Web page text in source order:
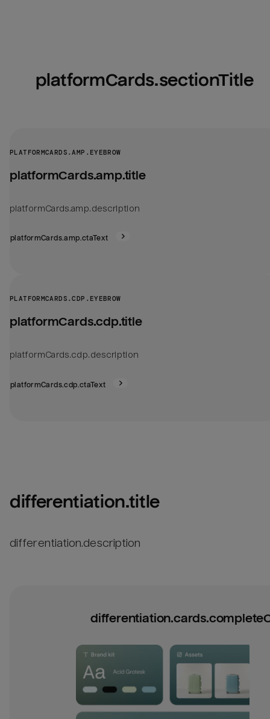
platformCards.sectionTitle
PLATFORMCARDS.AMP.EYEBROW
platformCards.amp.title
platformCards.amp.description
platformCards.amp.ctaText
PLATFORMCARDS.CDP.EYEBROW
platformCards.cdp.title
platformCards.cdp.description
platformCards.cdp.ctaText
differentiation.title
differentiation.description